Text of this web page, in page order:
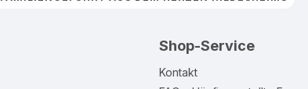
Shop-Service
Kontakt